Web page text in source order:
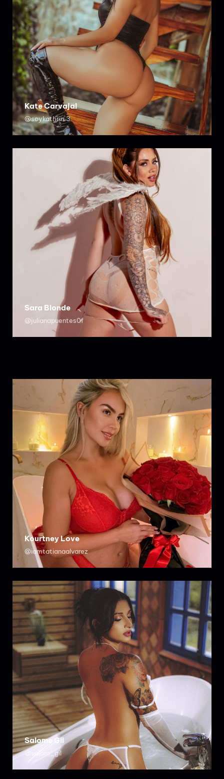
Kate Carvajal
@soykathrin.3
Sara Blonde
@julianapuentes0f
Kourtney Love
@iamtatianaalvarez
Salome Gil
@salom_gil